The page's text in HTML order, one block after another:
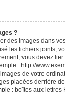
?
des images dans
les fichiers joints,
vous devez
: http://
de votre
placées derrière
: boîtes aux lettres